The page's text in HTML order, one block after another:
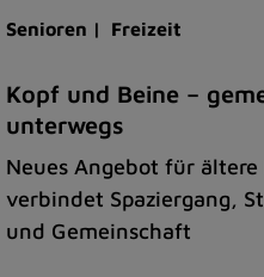
Senioren | Freizeit
Kopf und Beine –
unterwegs
Neues Angebot für ältere
verbindet Spaziergang,
und Gemeinschaft